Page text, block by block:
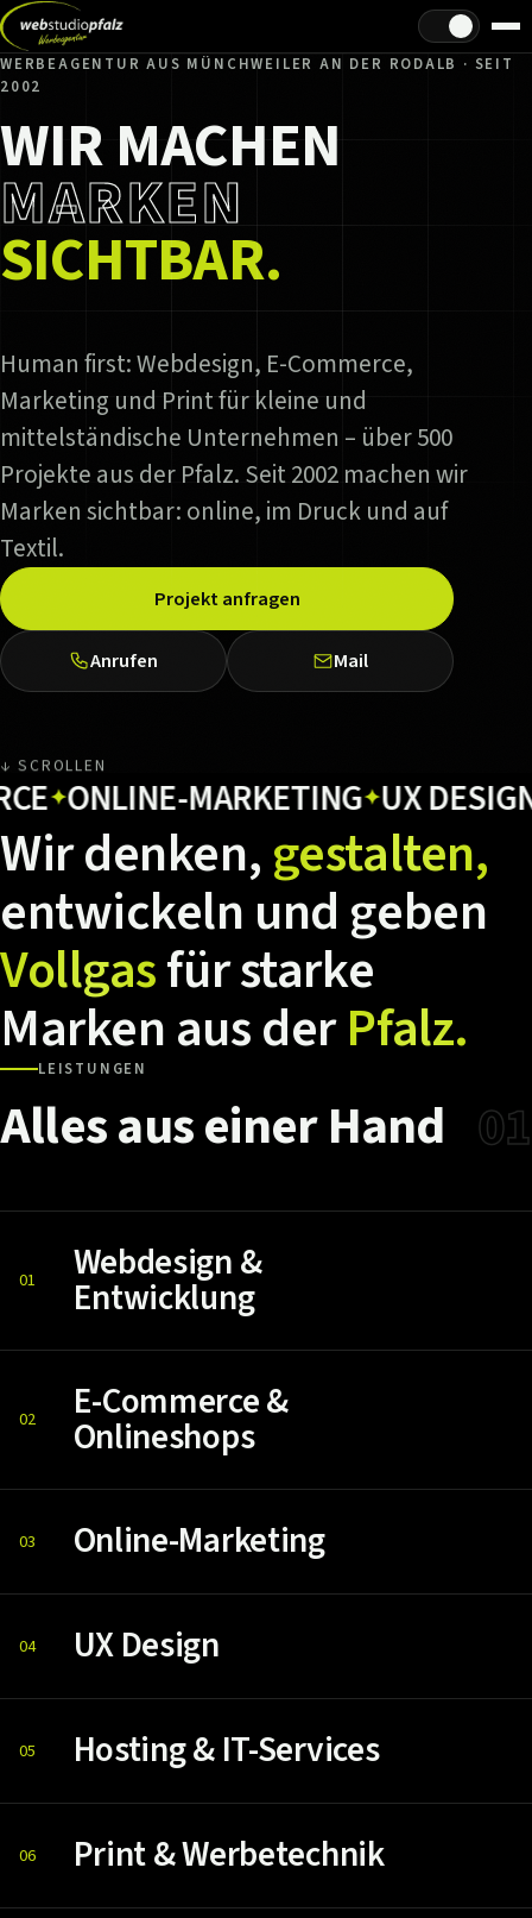
Hell/Dunkel
WERBEAGENTUR AUS MÜNCHWEILER AN DER RODALB · SEIT
2002
WIR MACHEN
MARKEN
SICHTBAR.
Human first: Webdesign, E-Commerce,
Marketing und Print für kleine und
mittelständische Unternehmen – über 500
Projekte aus der Pfalz. Seit 2002 machen wir
Marken sichtbar: online, im Druck und auf
Textil.
Projekt anfragen
Anrufen Mail
↓ SCROLLEN
MARKETING✦UX DESIGN✦
Wirdenken,gestalten,
entwickeln und geben
Vollgasfürstarke
MarkenausderPfalz.
LEISTUNGEN
AllesauseinerHand 01
01 Webdesign &
Entwicklung
02 E-Commerce &
Onlineshops
03 Online-Marketing
04 UX Design
05 Hosting & IT-Services
06 Print & Werbetechnik